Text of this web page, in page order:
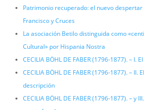
Patrimonio recuperado: el nuevo despertar
Francisco y Cruces
La asociación Betilo distinguida como
Cultural» por Hispania Nostra
CECILIA BÖHL DE FABER (1796-1877). – I.
CECILIA BÖHL DE FABER (1796-1877). – II.
descripción
CECILIA BÖHL DE FABER (1796-1877). – y